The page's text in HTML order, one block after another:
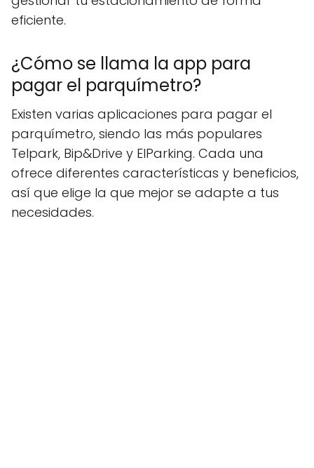
eficiente.
¿Cómo se llama la app para
pagar el parquímetro?
Existen varias aplicaciones para pagar el
parquímetro, siendo las más populares
Telpark, Bip&Drive y ElParking. Cada una
ofrece diferentes características y beneficios,
así que elige la que mejor se adapte a tus
necesidades.